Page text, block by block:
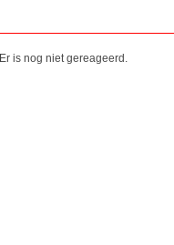
Er is nog niet gereageerd.